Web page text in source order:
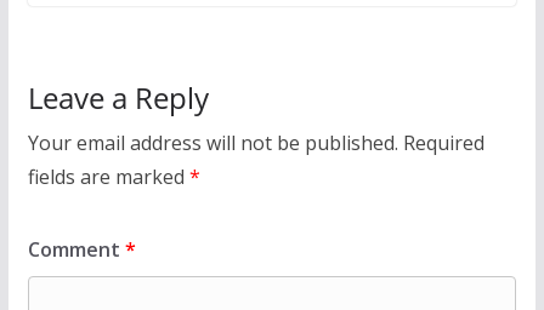
Leave a Reply
Your email address will not be published. Required
fields are marked *
Comment *